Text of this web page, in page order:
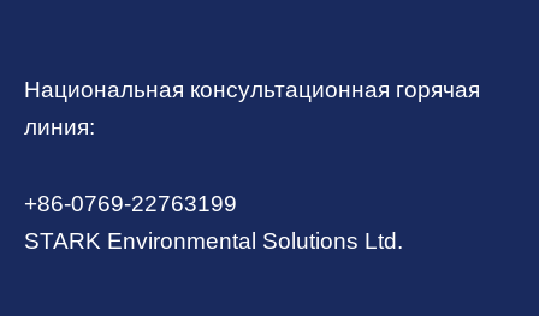
Национальная консультационная горячая
линия:
+86-0769-22763199
STARK Environmental Solutions Ltd.